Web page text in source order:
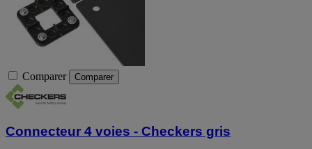
Comparer Comparer
Connecteur 4 voies - Checkers gris